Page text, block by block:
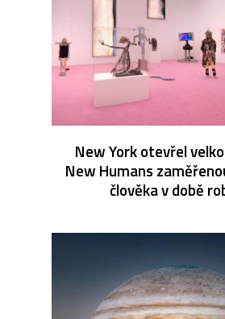
New York otevřel
New Humans
člověka v době